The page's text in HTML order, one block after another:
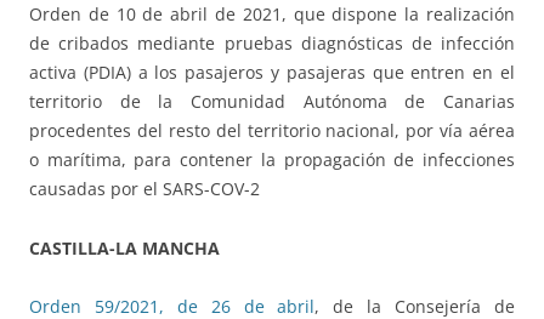
Orden de 10 de abril de 2021, que dispone la realización
de cribados mediante pruebas diagnósticas de infección
activa (PDIA) a los pasajeros y pasajeras que entren en el
territorio de la Comunidad Autónoma de Canarias
procedentes del resto del territorio nacional, por vía aérea
o marítima, para contener la propagación de infecciones
causadas por el SARS-COV-2
CASTILLA-LA MANCHA
Orden 59/2021, de 26 de abril, de la Consejería de